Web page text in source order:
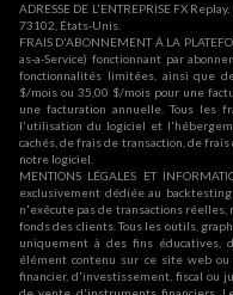
ADRESSE DE L'ENTREPRISE FX
73102, États-Unis.
FRAIS D'ABONNEMENT À LA
as-a-Service) fonctionnant par
fonctionnalités limitées, ainsi que
$/mois ou 35,00 $/mois pour une
une facturation annuelle. Tous les
l'utilisation du logiciel et
cachés, de frais de transaction, de
notre logiciel.
MENTIONS LÉGALES ET
exclusivement dédiée au
n'exécute pas de transactions
fonds des clients. Tous les outils,
uniquement à des fins éducatives,
élément contenu sur ce site web
financier, d'investissement, fiscal ou